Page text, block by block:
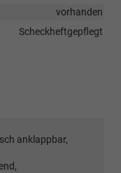
vorhanden
Scheckheftgepflegt
anklappbar,